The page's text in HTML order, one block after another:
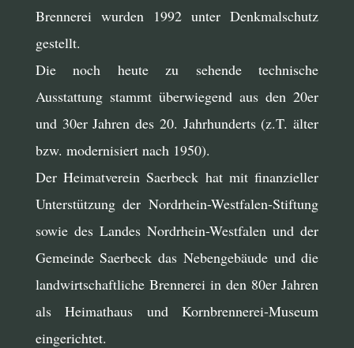
Brennerei wurden 1992 unter Denkmalschutz
gestellt.
Die noch heute zu sehende technische
Ausstattung stammt überwiegend aus den 20er
und 30er Jahren des 20. Jahrhunderts (z.T. älter
bzw. modernisiert nach 1950).
Der Heimatverein Saerbeck hat mit finanzieller
Unterstützung der Nordrhein-Westfalen-Stiftung
sowie des Landes Nordrhein-Westfalen und der
Gemeinde Saerbeck das Nebengebäude und die
landwirtschaftliche Brennerei in den 80er Jahren
als Heimathaus und Kornbrennerei-Museum
eingerichtet.